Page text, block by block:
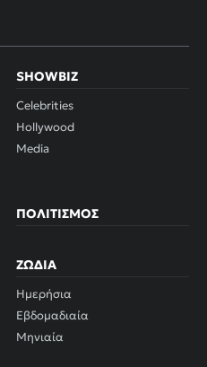
SHOWBIZ
Celebrities
Hollywood
Media
ΠΟΛΙΤΙΣΜΌΣ
ΖΏΔΙΑ
Ημερήσια
Εβδομαδιαία
Μηνιαία